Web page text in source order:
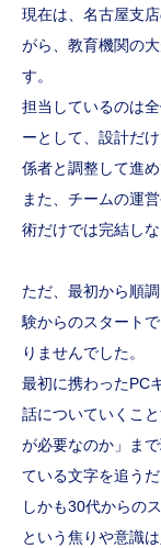
現在は、名古屋支
がら、教育機関の
す。
担当しているのは
ーとして、設計だ
係者と調整して進め
また、チームの運
術だけでは完結し
ただ、最初から順
験からのスタート
りませんでした。
最初に携わったPC
話についていくこ
が必要なのか」ま
ている文字を追う
しかも30代からの
という焦りや意識